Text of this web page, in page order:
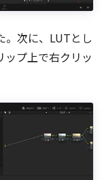
。次に、LUTとし
プ上で右クリッ